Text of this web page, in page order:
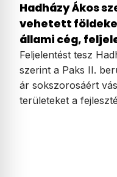
Hadházy Ákos
vehetett
állami cég,
Feljelentést tesz
szerint a Paks II.
ár sokszorosáért
területeket a